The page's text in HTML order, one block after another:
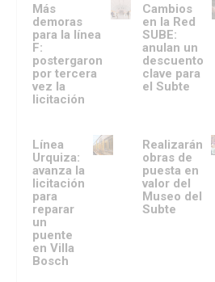
Más
demoras
para la línea
F:
postergaron
por tercera
vez la
licitación
Cambios
en la Red
SUBE:
anulan un
descuento
clave para
el Subte
Línea
Urquiza:
avanza la
licitación
para
reparar
un
puente
en Villa
Bosch
Realizarán
obras de
puesta en
valor del
Museo del
Subte